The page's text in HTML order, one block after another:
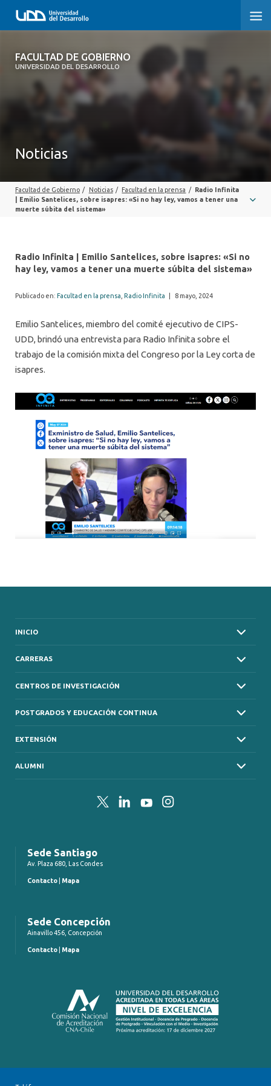
FACULTAD DE GOBIERNO
UNIVERSIDAD DEL DESARROLLO
FACULTAD DE GOBIERNO
EXTENSIÓN
Noticias
Facultad de Gobierno / Noticias / Facultad en la prensa /
Radio Infinita
| Emilio Santelices, sobre isapres: «Si no hay ley, vamos a tener una
muerte súbita del sistema»
Radio Infinita | Emilio Santelices, sobre isapres: «Si no
hay ley, vamos a tener una muerte súbita del sistema»
Publicado en: Facultad en la prensa Radio Infinita 8 mayo, 2024
Emilio Santelices, miembro del comité ejecutivo de CIPS-
UDD, brindó una entrevista para Radio Infinita sobre el
trabajo de la comisión mixta del Congreso por la Ley corta de
isapres.
INICIO
CARRERAS
CENTROS DE INVESTIGACIÓN
POSTGRADOS Y EDUCACIÓN CONTINUA
EXTENSIÓN
ALUMNI
TwitterLinkedInYouTubeInstagram
Sede Santiago
Av. Plaza 680, Las Condes
Contacto Mapa
Sede Concepción
Ainavillo 456, Concepción
Contacto Mapa